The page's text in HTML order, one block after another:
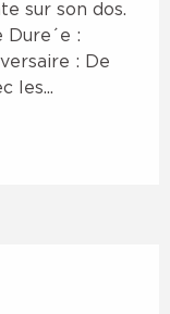
sur son dos.
Dure´e :
: De
les...